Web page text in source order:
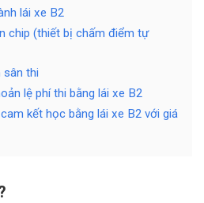
lái xe B2
chip (thiết bị chấm điểm tự
sân thi
lệ phí thi bằng lái xe B2
kết học bằng lái xe B2 với giá